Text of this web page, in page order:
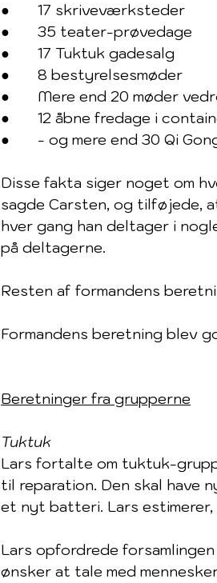
● 17 skriveværksteder
● 35 teater-prøvedage
● 17 Tuktuk gadesalg
● 8 bestyrelsesmøder
● Mere end 20 møder
● 12 åbne fredage i
● - og mere end 30 Qi
Disse fakta siger noget om
sagde Carsten, og tilføjede,
hver gang han deltager i
på deltagerne.
Resten af formandens
Formandens beretning blev
Beretninger fra grupperne
Tuktuk
Lars fortalte om tuktuk-
til reparation. Den skal have
et nyt batteri. Lars
Lars opfordrede
ønsker at tale med